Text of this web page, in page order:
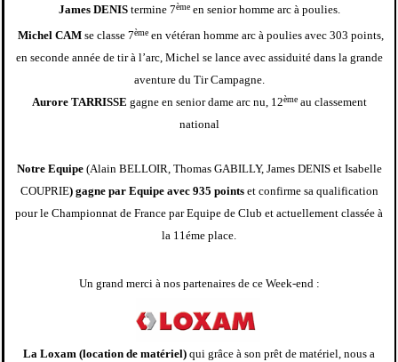
James DENIStermine 7èmeen senior homme arc à poulies.
Michel CAM se classe 7èmeen vétéran homme arc à poulies avec 303 points,
en seconde année de tir à l’arc, Michel se lance avec assiduité dans la grande
aventure du Tir Campagne.
Aurore TARRISSE gagne en senior dame arc nu, 12èmeau classement
national
Notre Equipe(Alain BELLOIR, Thomas GABILLY, James DENIS et Isabelle
COUPRIE) gagne par Equipe avec 935 points et confirme sa qualification
pour le Championnat de France par Equipe de Club et actuellement classée à
la 11éme place.
Un grand merci à nos partenaires de ce Week-end :
La Loxam (location de matériel) qui grâce à son prêt de matériel, nous a